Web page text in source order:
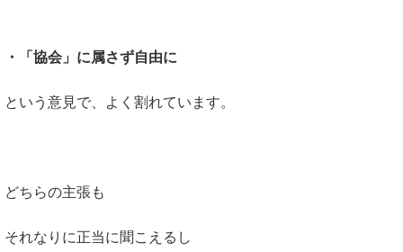
・「協会」に属さず自由に
という意見で、よく割れています。
どちらの主張も
それなりに正当に聞こえるし